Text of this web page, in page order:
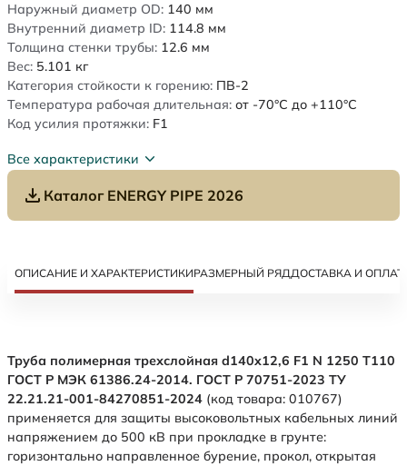
Наружный диаметр OD: 140 мм
Внутренний диаметр ID: 114.8 мм
Толщина стенки трубы: 12.6 мм
Вес: 5.101 кг
Категория стойкости к горению: ПВ-2
Температура рабочая длительная: от -70°C до +110°C
Код усилия протяжки: F1
Все характеристики
Каталог ENERGY PIPE 2026
ОПИСАНИЕ И ХАРАКТЕРИСТИКИРАЗМЕРНЫЙ РЯДДОСТАВКА И
Труба полимерная трехслойная d140x12,6 F1 N 1250 Т110
ГОСТ Р МЭК 61386.24-2014. ГОСТ Р 70751-2023 ТУ
22.21.21-001-84270851-2024 (код товара: 010767)
применяется для защиты высоковольтных кабельных линий
напряжением до 500 кВ при прокладке в грунте:
горизонтально направленное бурение, прокол, открытая